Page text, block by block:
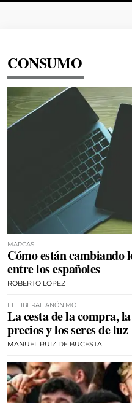
CONSUMO
MARCAS
Cómo están cambiando
entre los españoles
ROBERTO LÓPEZ
EL LIBERAL ANÓNIMO
La cesta de la compra,
precios y los seres de luz
MANUEL RUIZ DE BUCESTA